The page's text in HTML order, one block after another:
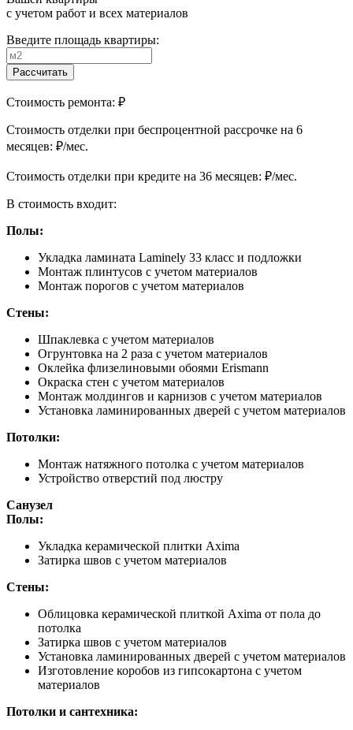
с учетом работ и всех материалов
Введите площадь квартиры:
Рассчитать
Стоимость ремонта: ₽
Cтоимость отделки при беспроцентной рассрочке на 6
месяцев: ₽/мес.
Cтоимость отделки при кредите на 36 месяцев: ₽/мес.
В стоимость входит:
Полы:
Укладка ламината Laminely 33 класс и подложки
Монтаж плинтусов с учетом материалов
Монтаж порогов с учетом материалов
Стены:
Шпаклевка с учетом материалов
Огрунтовка на 2 раза с учетом материалов
Оклейка флизелиновыми обоями Erismann
Окраска стен с учетом материалов
Монтаж молдингов и карнизов с учетом материалов
Установка ламинированных дверей с учетом материалов
Потолки:
Монтаж натяжного потолка с учетом материалов
Устройство отверстий под люстру
Санузел
Полы:
Укладка керамической плитки Axima
Затирка швов с учетом материалов
Стены:
Облицовка керамической плиткой Axima от пола до
потолка
Затирка швов с учетом материалов
Установка ламинированных дверей с учетом материалов
Изготовление коробов из гипсокартона с учетом
материалов
Потолки и сантехника: